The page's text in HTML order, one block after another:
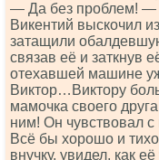
— Да без проблем! —
Викентий выскочил
затащили
связав её и заткнув
отехавшей машине
Виктор…Виктору
мамочка своего
ним! Он чувствовал
Всё бы хорошо и
внучку, увидел, как